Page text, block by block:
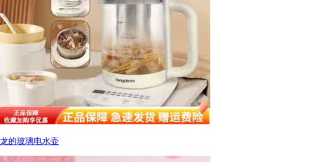
龙的玻璃电水壶